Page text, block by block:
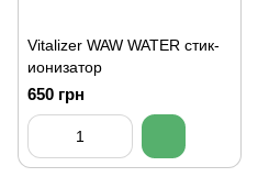
Vitalizer WAW WATER стик-
ионизатор
650 грн